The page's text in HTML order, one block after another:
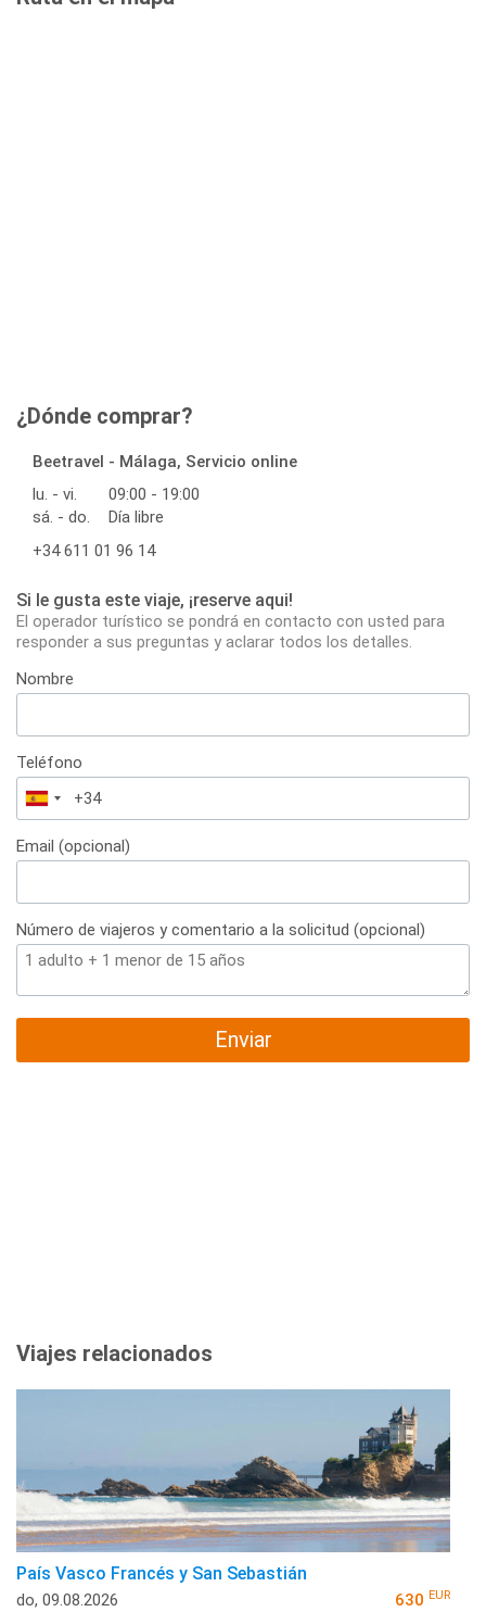
¿Dónde comprar?
Beetravel - Málaga, Servicio online
lu. - vi.
09:00 - 19:00
sá. - do.
Día libre
+34 611 01 96 14
Si le gusta este viaje, ¡reserve aqui!
El operador turístico se pondrá en contacto con usted para
responder a sus preguntas y aclarar todos los detalles.
Nombre
Teléfono
España
+34
Email (opcional)
Número de viajeros y comentario a la solicitud (opcional)
Enviar
Viajes relacionados
País Vasco Francés y San Sebastián
do, 09.08.2026 630 EUR